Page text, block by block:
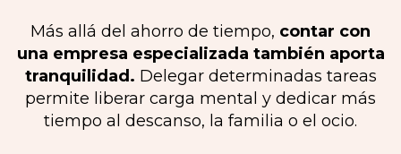
Más allá del ahorro de tiempo, contar con
una empresa especializada también aporta
tranquilidad. Delegar determinadas tareas
permite liberar carga mental y dedicar más
tiempo al descanso, la familia o el ocio.